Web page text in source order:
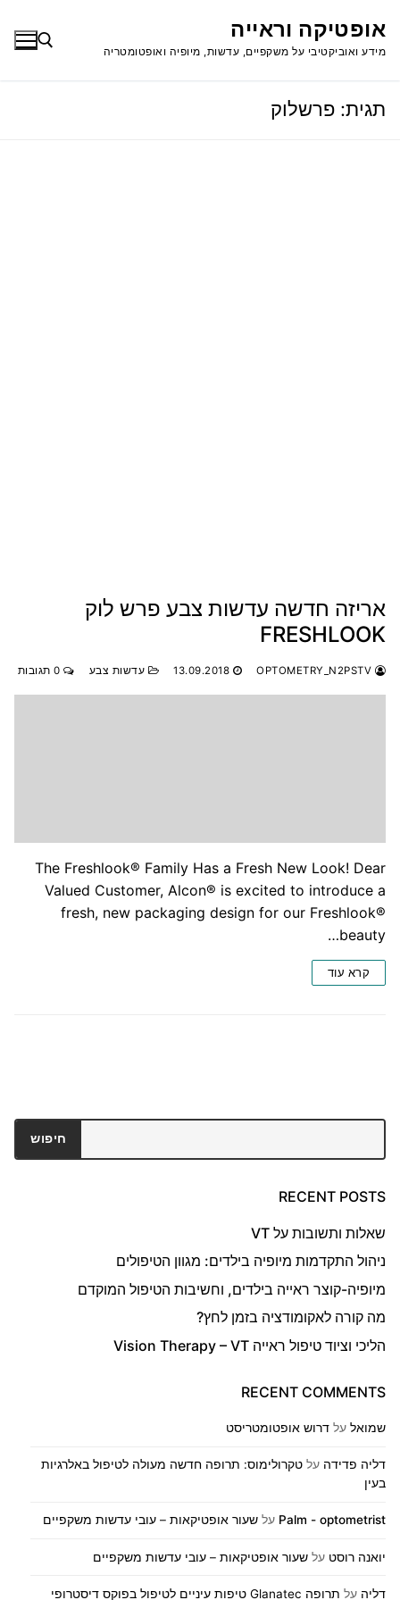
לתוכןאופטיקה וראייה
מידע ואוביקטיבי על משקפיים, עדשות, מיופיה ואופטומטריה
תגית: פרשלוק
אריזה חדשה עדשות צבע פרש לוק
FRESHLOOK
13.09.2018 עדשות צבע
The Freshlook® Family Has a Fresh New Look! Dear
Valued Customer, Alcon® is excited to introduce a
fresh, new packaging design for our Freshlook®
beauty…
קרא עוד
חיפוש
RECENT POSTS
שאלות ותשובות על VT
ניהול התקדמות מיופיה בילדים: מגוון הטיפולים
מיופיה-קוצר ראייה בילדים, וחשיבות הטיפול המוקדם
מה קורה לאקומודציה בזמן לחץ?
הליכי וציוד טיפול ראייה Vision Therapy – VT
RECENT COMMENTS
שמואל על דרוש אופטומטריסט
דליה פדידה על טקרולימוס: תרופה חדשה מעולה לטיפול באלרגיות
בעין
Palm - optometrist על שעור אופטיקאות – עובי עדשות משקפיים
יואנה רוסט על שעור אופטיקאות – עובי עדשות משקפיים
דליה על תרופה Glanatec טיפות עיניים לטיפול בפוקס דיסטרופי